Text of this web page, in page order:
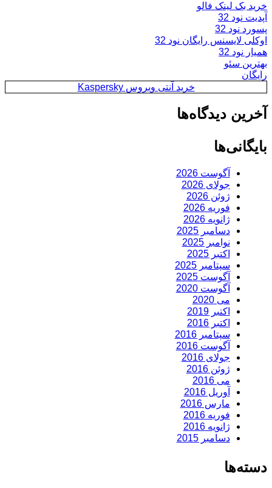
خرید بک لینک فالو
آپدیت نود 32
پسورد نود 32
اوکلی لایسنس رایگان نود 32
همیار نود 32
بهترین سئو
رایگان
خرید آنتی ویروس Kaspersky
آخرین دیدگاه‌ها
بایگانی‌ها
آگوست 2026
جولای 2026
ژوئن 2026
فوریه 2026
ژانویه 2026
دسامبر 2025
نوامبر 2025
اکتبر 2025
سپتامبر 2025
آگوست 2025
آگوست 2020
می 2020
اکتبر 2019
اکتبر 2016
سپتامبر 2016
آگوست 2016
جولای 2016
ژوئن 2016
می 2016
آوریل 2016
مارس 2016
فوریه 2016
ژانویه 2016
دسامبر 2015
دسته‌ها